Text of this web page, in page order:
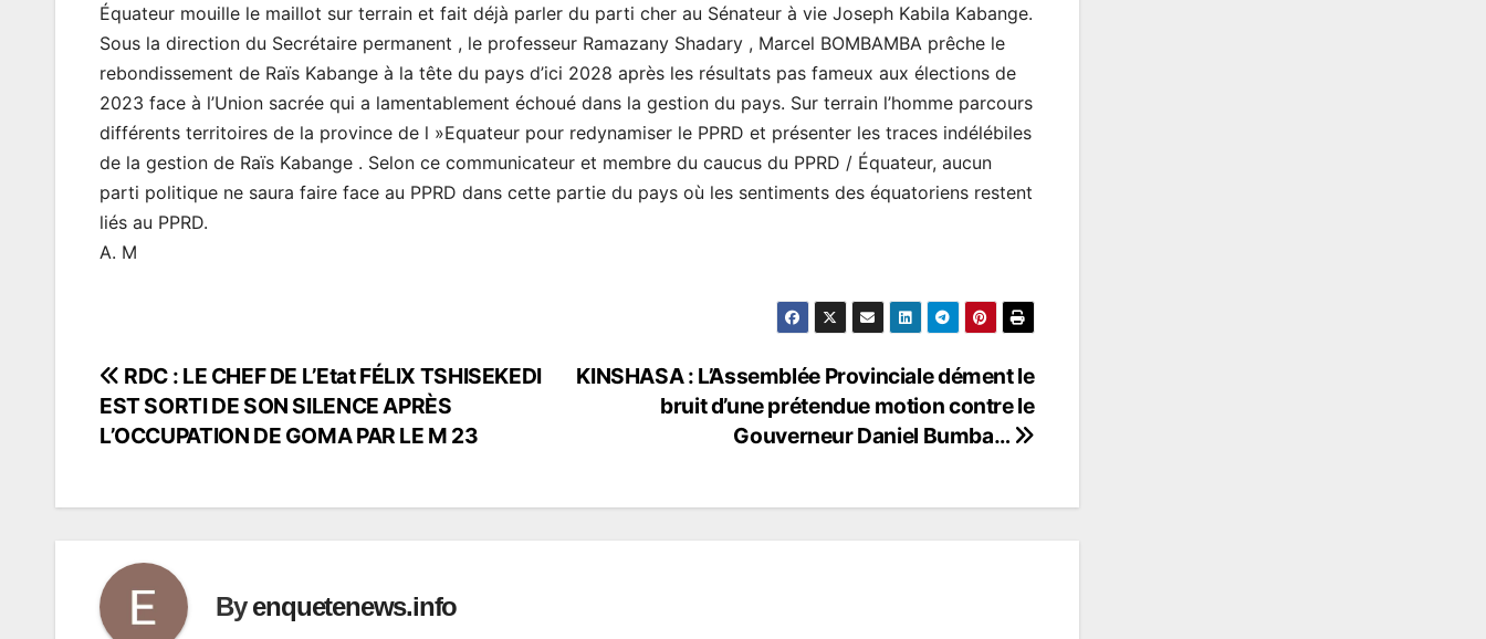
Équateur mouille le maillot sur terrain et fait déjà parler du parti cher au Sénateur à vie Joseph Kabila Kabange.
Sous la direction du Secrétaire permanent , le professeur Ramazany Shadary , Marcel BOMBAMBA prêche le
rebondissement de Raïs Kabange à la tête du pays d’ici 2028 après les résultats pas fameux aux élections de
2023 face à l’Union sacrée qui a lamentablement échoué dans la gestion du pays. Sur terrain l’homme parcours
différents territoires de la province de l »Equateur pour redynamiser le PPRD et présenter les traces indélébiles
de la gestion de Raïs Kabange . Selon ce communicateur et membre du caucus du PPRD / Équateur, aucun
parti politique ne saura faire face au PPRD dans cette partie du pays où les sentiments des équatoriens restent
liés au PPRD.
A. M
Navigation
de
KINSHASA : L’Assemblée Provinciale dément le
bruit d’une prétendue motion contre le
Gouverneur Daniel Bumba…
RDC : LE CHEF DE L’Etat FÉLIX TSHISEKEDI
EST SORTI DE SON SILENCE APRÈS
L’OCCUPATION DE GOMA PAR LE M 23
Byenquetenews.info